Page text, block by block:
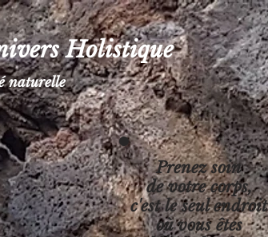
Holistique
naturelle
Prenez soin
de votre corps,
c'est le seul endroit
où vous êtes